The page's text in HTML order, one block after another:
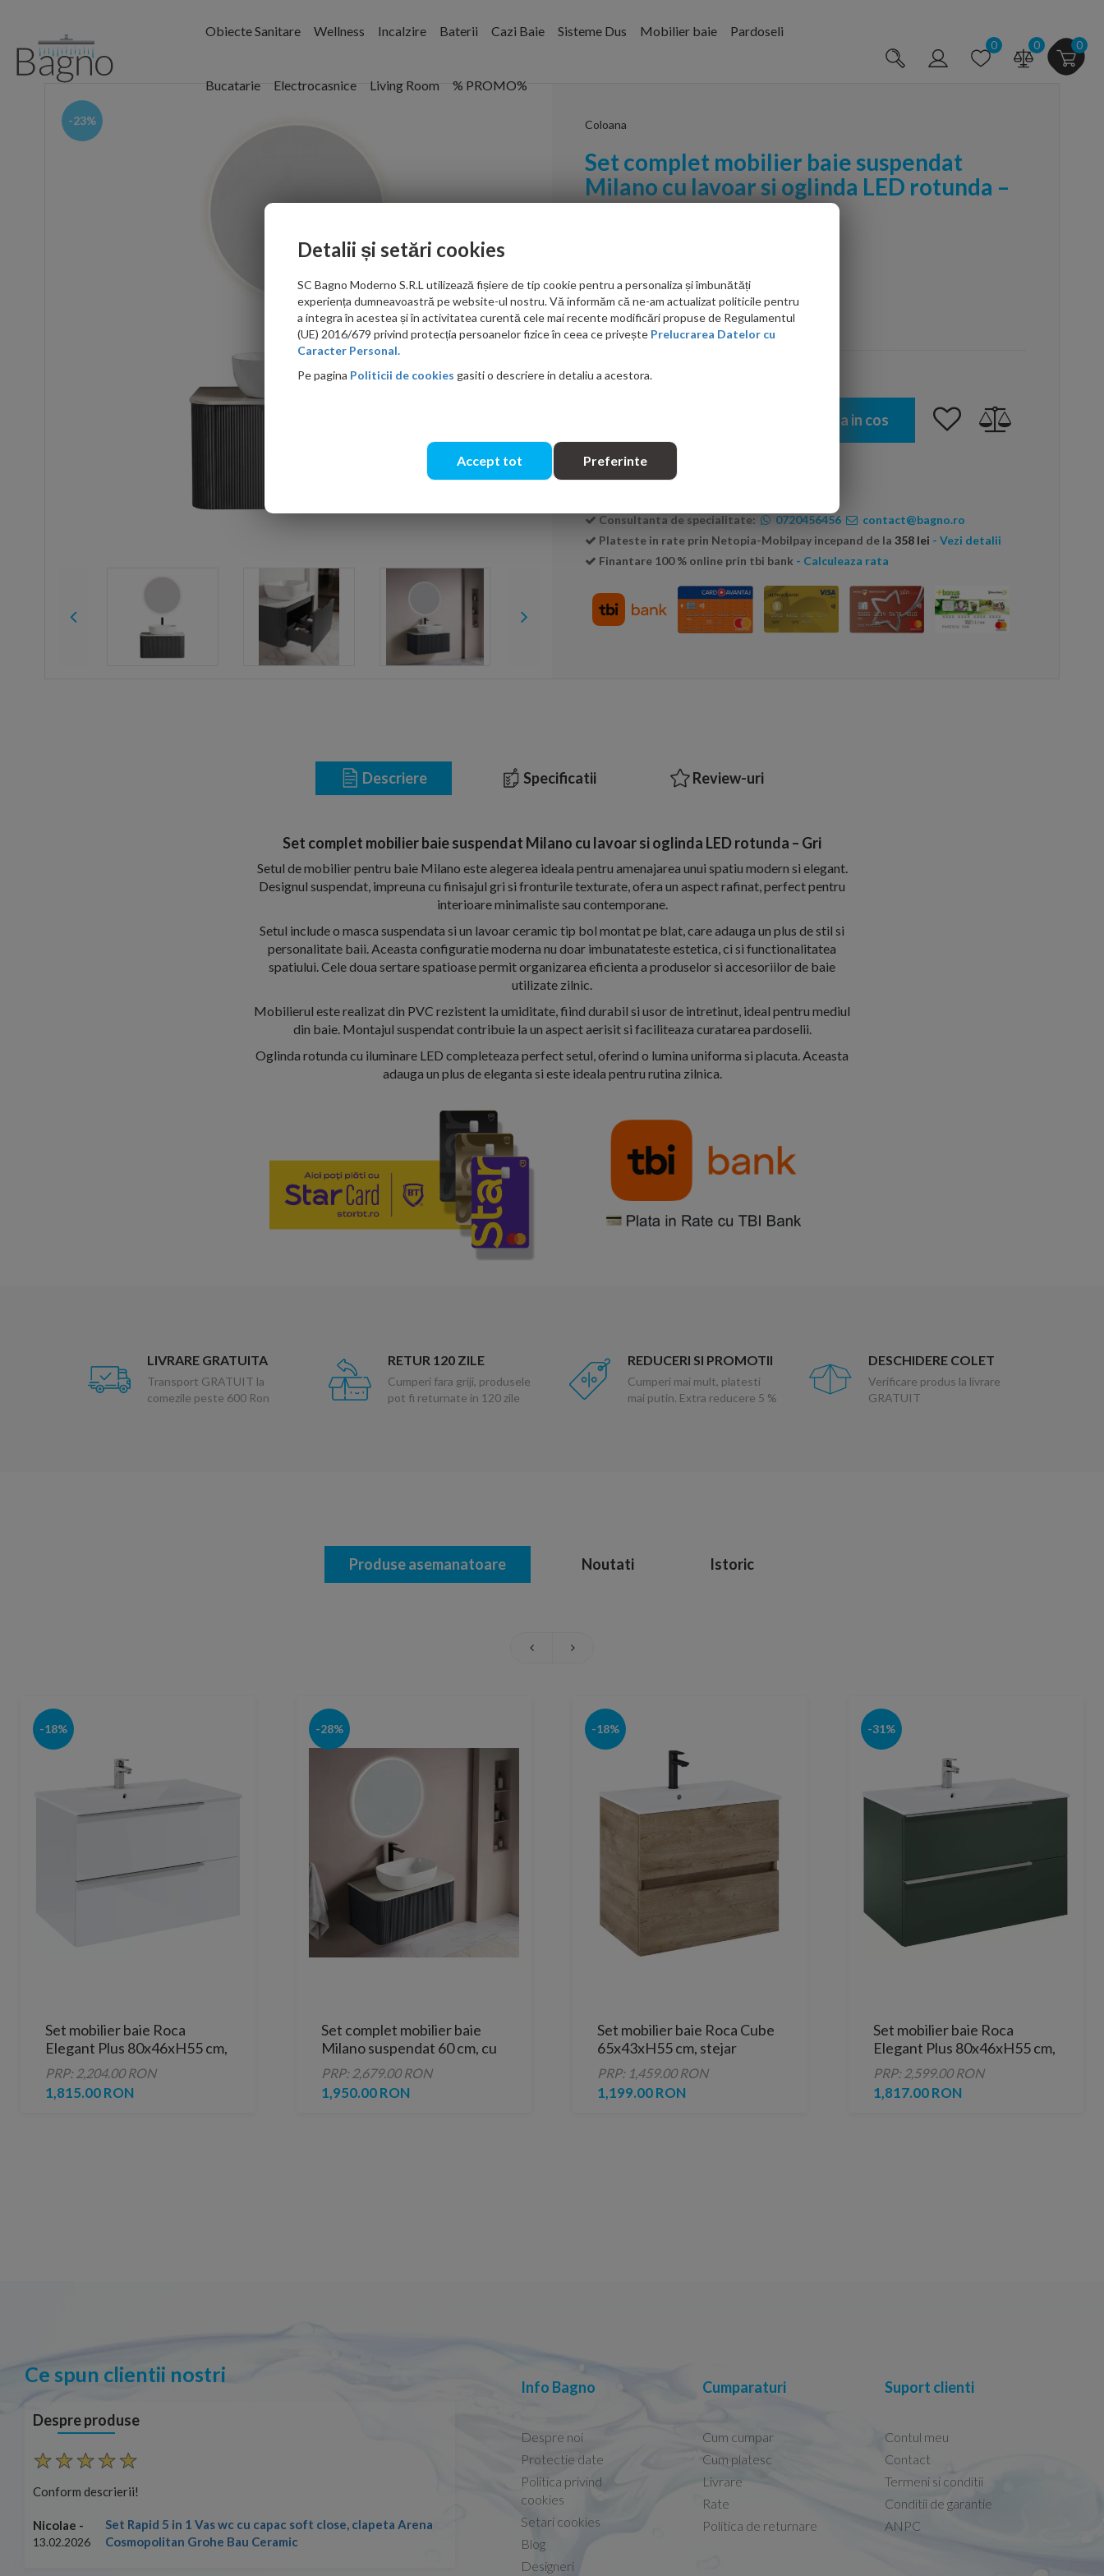
Obiecte Sanitare Wellness Incalzire Baterii Cazi Baie Sisteme Dus Mobilier baie Pardoseli
Bucatarie Electrocasnice Living Room % PROMO%
0 0 0
-23% Coloana
Set complet mobilier baie suspendat
Milano cu lavoar si oglinda LED rotunda –
Gri
2,150.00 RON
Ati gasit in alta parte mai ieftin?
Adauga in cos
Livrare:24-48 ore
Consultanta de specialitate:
0720456456
contact@bagno.ro
Plateste in rate prin Netopia-Mobilpay incepand de la 358 lei - Vezi detalii
Finantare 100 % online prin tbi bank - Calculeaza rata
Descriere Specificatii Review-uri
Set complet mobilier baie suspendat Milano cu lavoar si oglinda LED rotunda – Gri
Setul de mobilier pentru baie Milano este alegerea ideala pentru amenajarea unui spatiu modern si elegant.
Designul suspendat, impreuna cu finisajul gri si fronturile texturate, ofera un aspect rafinat, perfect pentru
interioare minimaliste sau contemporane.
Setul include o masca suspendata si un lavoar ceramic tip bol montat pe blat, care adauga un plus de stil si
personalitate baii. Aceasta configuratie moderna nu doar imbunatateste estetica, ci si functionalitatea
spatiului. Cele doua sertare spatioase permit organizarea eficienta a produselor si accesoriilor de baie
utilizate zilnic.
Mobilierul este realizat din PVC rezistent la umiditate, fiind durabil si usor de intretinut, ideal pentru mediul
din baie. Montajul suspendat contribuie la un aspect aerisit si faciliteaza curatarea pardoselii.
Oglinda rotunda cu iluminare LED completeaza perfect setul, oferind o lumina uniforma si placuta. Aceasta
adauga un plus de eleganta si este ideala pentru rutina zilnica.
LIVRARE GRATUITA
Transport GRATUIT la
comezile peste 600 Ron
RETUR 120 ZILE
Cumperi fara griji, produsele
pot fi returnate in 120 zile
REDUCERI SI PROMOTII
Cumperi mai mult, platesti
mai putin. Extra reducere 5 %
DESCHIDERE COLET
Verificare produs la livrare
GRATUIT
Produse asemanatoare Noutati Istoric
-18%
Set mobilier baie Roca
Elegant Plus 80x46xH55 cm,
alb lucios
PRP: 2,204.00 RON
1,815.00 RON
-28%
Set complet mobilier baie
Milano suspendat 60 cm, cu
lavoar si oglinda LED
rotunda, gri
PRP: 2,679.00 RON
1,950.00 RON
-18%
Set mobilier baie Roca Cube
65x43xH55 cm, stejar
PRP: 1,459.00 RON
1,199.00 RON
-31%
Set mobilier baie Roca
Elegant Plus 80x46xH55 cm,
verde
PRP: 2,599.00 RON
1,817.00 RON
Ce spun clientii nostri
Despre produse
Conform descrierii!
Nicolae -
13.02.2026
Set Rapid 5 in 1 Vas wc cu capac soft close, clapeta Arena
Cosmopolitan Grohe Bau Ceramic
Conform descrierii!
13.02.2026
Capacele Grohe sunt de bună calitate și se
Marius -08.02.2026
Info Bagno
Despre noi
Protectie date
Politica privind
cookies
Setari cookies
Blog
Designeri
Cumparaturi
Cum cumpar
Cum platesc
Livrare
Rate
Politica de returnare
Suport clienti
Contul meu
Contact
Termeni si conditii
Conditii de garantie
ANPC
Detalii și setări cookies
SC Bagno Moderno S.R.L utilizează fișiere de tip cookie pentru a personaliza și îmbunătăți
experiența dumneavoastră pe website-ul nostru. Vă informăm că ne-am actualizat politicile pentru
a integra în acestea și în activitatea curentă cele mai recente modificări propuse de Regulamentul
(UE) 2016/679 privind protecția persoanelor fizice în ceea ce privește Prelucrarea Datelor cu
Caracter Personal.
Pe pagina Politicii de cookies gasiti o descriere in detaliu a acestora.
Accept tot Preferinte